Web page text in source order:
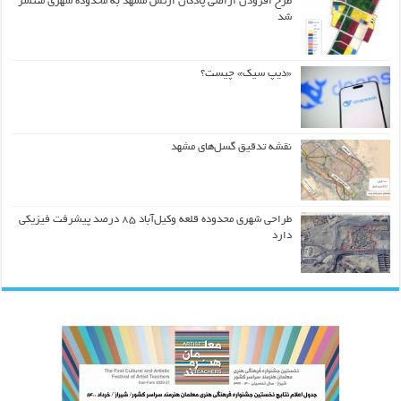
شد
«دیپ سیک» چیست؟
نقشه تدقیق گسل‌های مشهد
طراحی شهری محدوده قلعه وکیل‌آباد ۸۵ درصد پیشرفت فیزیکی
دارد